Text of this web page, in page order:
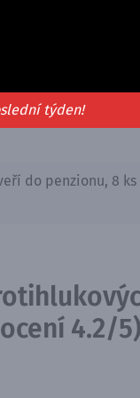
týden!
do penzionu, 8 ks
4.2/5)